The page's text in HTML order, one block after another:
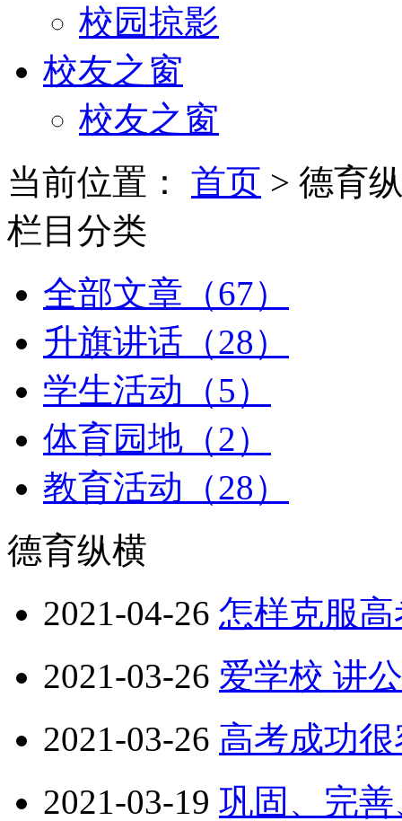
校园掠影
校友之窗
校友之窗
当前位置： 首页 > 德育
栏目分类
全部文章（67）
升旗讲话（28）
学生活动（5）
体育园地（2）
教育活动（28）
德育纵横
2021-04-26 怎样克服
2021-03-26 爱学校 讲
2021-03-26 高考成功
2021-03-19 巩固、完